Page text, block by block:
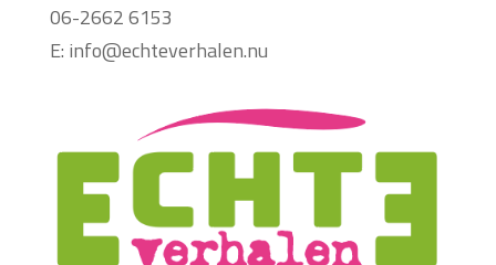
06-2662 6153
E: info@echteverhalen.nu